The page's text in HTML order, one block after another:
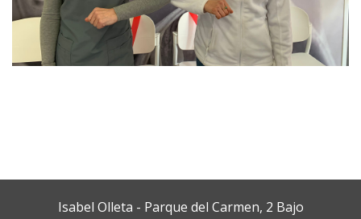
Isabel Olleta - Parque del Carmen, 2 Bajo